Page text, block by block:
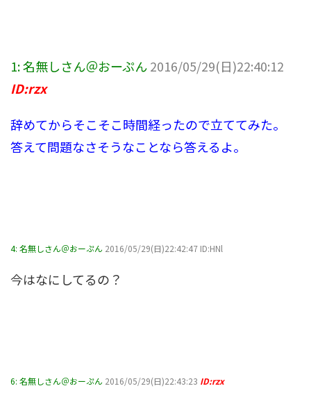
1:名無しさん＠おーぷん2016/05/29(日)22:40:12
ID:rzx
辞めてからそこそこ時間経ったので立ててみた。
答えて問題なさそうなことなら答えるよ。
4: 名無しさん＠おーぷん 2016/05/29(日)22:42:47 ID:HNl
今はなにしてるの？
6: 名無しさん＠おーぷん 2016/05/29(日)22:43:23 ID:rzx